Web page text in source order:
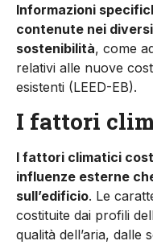
Informazioni
contenute nei
sostenibilità, come
relativi alle nuove
esistenti (LEED-EB).
I fattori
I fattori climatici
influenze ester­ne
sull’edificio. Le
costituite dai profili
qualità dell’aria, dalle